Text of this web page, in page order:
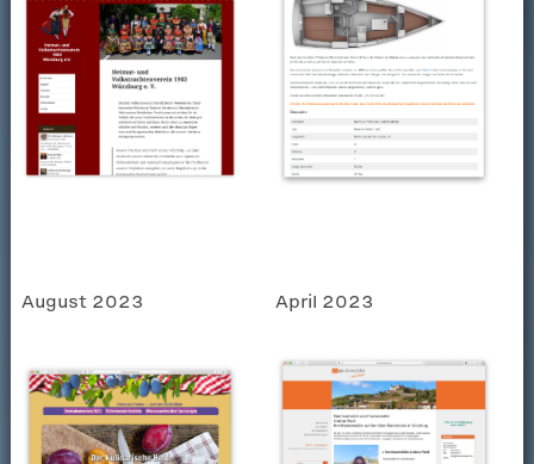
August 2023 April 2023